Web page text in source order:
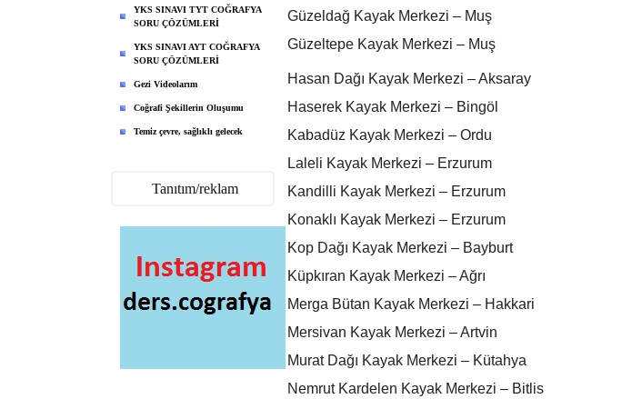
YKS SINAVI TYT COĞRAFYA
SORU ÇÖZÜMLERİ
YKS SINAVI AYT COĞRAFYA
SORU ÇÖZÜMLERİ
Gezi Videolarım
Coğrafi Şekillerin Oluşumu
Temiz çevre, sağlıklı gelecek
Tanıtım/reklam
Güzeldağ Kayak Merkezi – Muş
Güzeltepe Kayak Merkezi – Muş
Hasan Dağı Kayak Merkezi – Aksaray
Haserek Kayak Merkezi – Bingöl
Kabadüz Kayak Merkezi – Ordu
Laleli Kayak Merkezi – Erzurum
Kandilli Kayak Merkezi – Erzurum
Konaklı Kayak Merkezi – Erzurum
Kop Dağı Kayak Merkezi – Bayburt
Küpkıran Kayak Merkezi – Ağrı
Merga Bütan Kayak Merkezi – Hakkari
Mersivan Kayak Merkezi – Artvin
Murat Dağı Kayak Merkezi – Kütahya
Nemrut Kardelen Kayak Merkezi – Bitlis